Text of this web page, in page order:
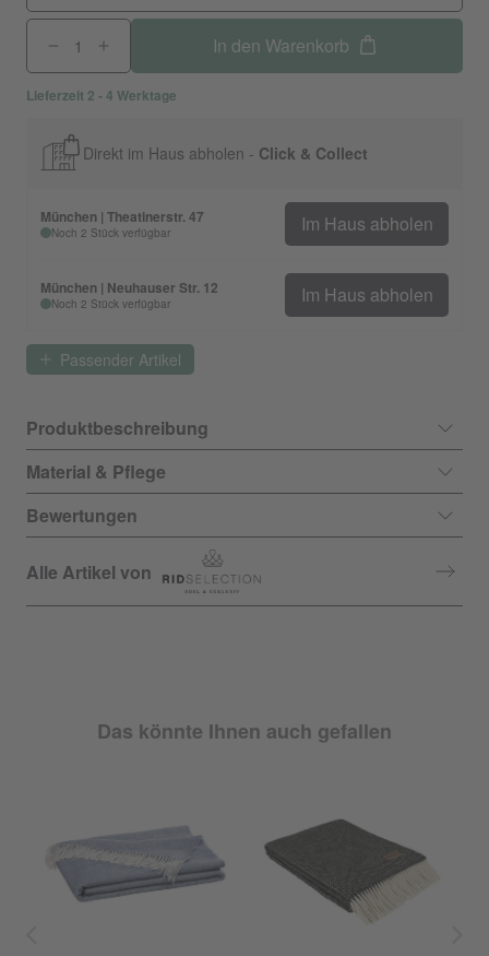
In den Warenkorb
Lieferzeit 2 - 4 Werktage
Direkt im Haus abholen - Click & Collect
München | Theatinerstr. 47
Noch 2 Stück verfügbar Im Haus abholen
München | Neuhauser Str. 12
Noch 2 Stück verfügbar Im Haus abholen
Passender Artikel
Produktbeschreibung
Material & Pflege
Bewertungen
Alle Artikel von
Das könnte Ihnen auch gefallen